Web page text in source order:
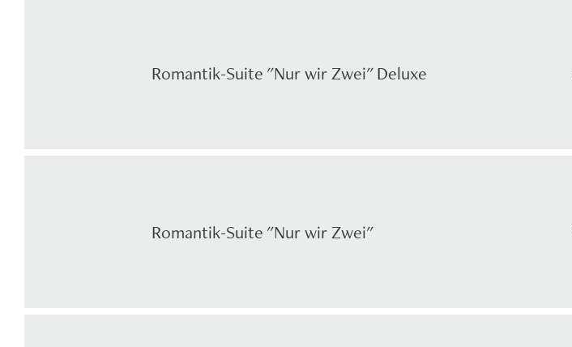
Romantik-Suite "Nur wir Zwei" Deluxe
Romantik-Suite "Nur wir Zwei"